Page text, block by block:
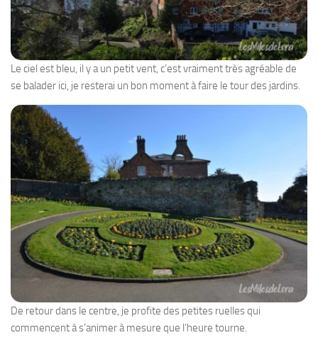
Le ciel est bleu, il y a un petit vent, c’est vraiment très agréable de
se balader ici, je resterai un bon moment à faire le tour des jardins.
De retour dans le centre, je profite des petites ruelles qui
commencent à s’animer à mesure que l’heure tourne.